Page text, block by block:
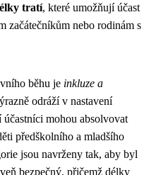
tratí, které umožňují účast
začátečníkům nebo rodinám s
běhu je inkluze a
odráží v nastavení
mohou absolvovat
předškolního a mladšího
jsou navrženy tak, aby byl
bezpečný, přičemž délky